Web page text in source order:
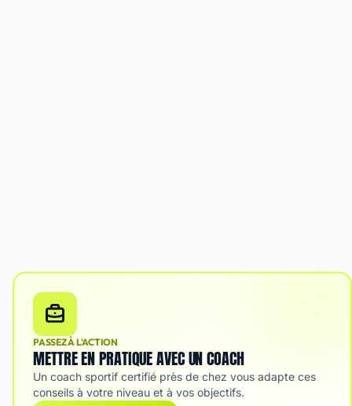
PASSEZ À L'ACTION
METTRE EN PRATIQUE AVEC UN COACH
Un coach sportif certifié près de chez vous adapte ces
conseils à votre niveau et à vos objectifs.